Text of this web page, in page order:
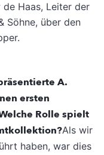
Haas, Leiter der
Söhne, über den
A.
ersten
Rolle spielt
Als wir
haben, war dies